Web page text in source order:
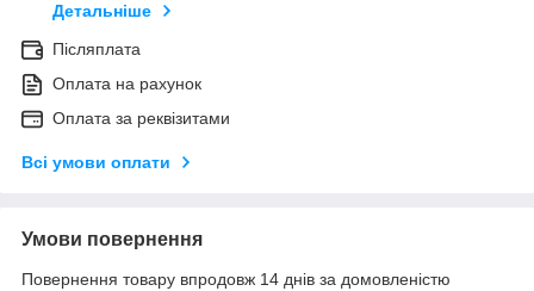
Детальніше
Післяплата
Оплата на рахунок
Оплата за реквізитами
Всі умови оплати
Умови повернення
Повернення товару впродовж 14 днів за домовленістю